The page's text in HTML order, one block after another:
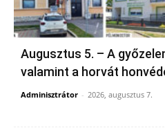
Augusztus 5. – A
valamint a horvát
Adminisztrátor - 2026, augusztus 7.